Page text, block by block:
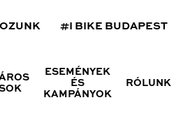
#I BIKE BUDAPEST
ESEMÉNYEK
ÉS
KAMPÁNYOK
RÓLUNK